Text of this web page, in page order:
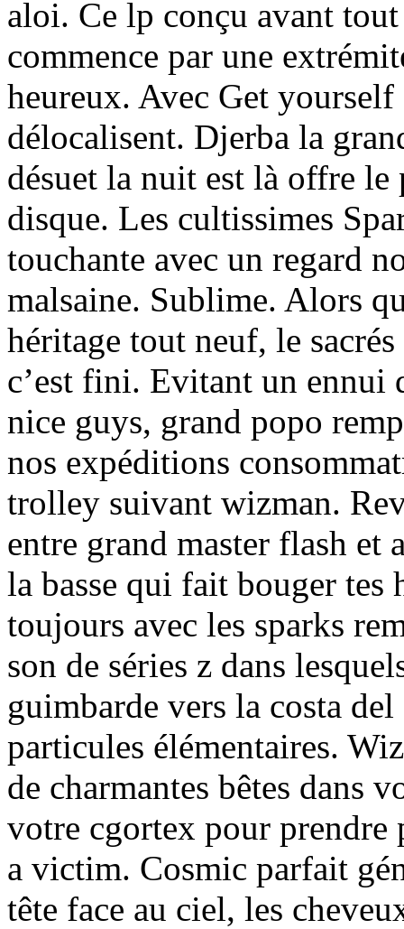
aloi. Ce lp conçu avant
commence par une
heureux. Avec Get
délocalisent. Djerba la
désuet la nuit est là offre
disque. Les cultissimes
touchante avec un regard
malsaine. Sublime. Alors
héritage tout neuf, le
c’est fini. Evitant un ennui
nice guys, grand popo
nos expéditions
trolley suivant wizman.
entre grand master flash et
la basse qui fait bouger tes
toujours avec les sparks
son de séries z dans
guimbarde vers la costa
particules élémentaires.
de charmantes bêtes dans
votre cgortex pour prendre
a victim. Cosmic parfait
tête face au ciel, les